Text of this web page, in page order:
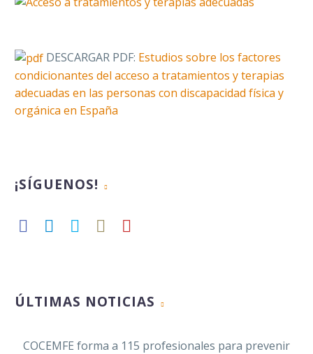
DESCARGAR PDF: Estudios sobre los factores
condicionantes del acceso a tratamientos y terapias
adecuadas en las personas con discapacidad física y
orgánica en España
¡SÍGUENOS!
ÚLTIMAS NOTICIAS
COCEMFE forma a 115 profesionales para prevenir